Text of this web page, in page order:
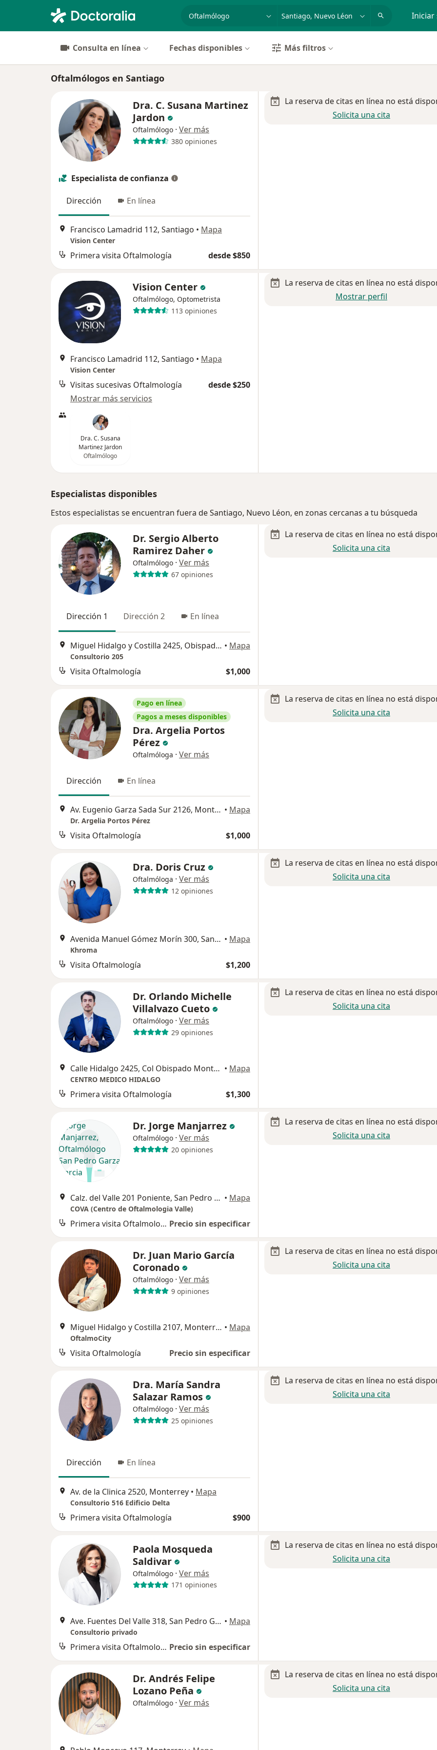
especialidad, enfermedad o nombre
p. ej. Guadalajara Iniciar
Consulta en línea Fechas disponibles Más filtros
Oftalmólogos en Santiago
Dra. C. Susana Martinez
Jardon
Oftalmólogo · Ver más
380 opiniones
Especialista de confianza
Dirección En línea
Francisco Lamadrid 112, Santiago • Mapa
Vision Center
Primera visita Oftalmología desde $850
La reserva de citas en línea no está
Solicita una cita
Vision Center
Oftalmólogo, Optometrista
113 opiniones
Francisco Lamadrid 112, Santiago • Mapa
Vision Center
Visitas sucesivas Oftalmología
desde $250
Mostrar más servicios
Dra. C. Susana
Martinez Jardon
Oftalmólogo
La reserva de citas en línea no está
Mostrar perfil
Especialistas disponibles
Estos especialistas se encuentran fuera de Santiago, Nuevo Léon, en zonas cercanas a tu búsqueda
Dr. Sergio Alberto
Ramirez Daher
Oftalmólogo · Ver más
67 opiniones
Dirección 1 Dirección 2 En línea
Miguel Hidalgo y Costilla 2425, Obispado, Monterrey • Mapa
Consultorio 205
Visita Oftalmología $1,000
La reserva de citas en línea no está
Solicita una cita
Pago en línea
Pagos a meses disponibles
Dra. Argelia Portos
Pérez
Oftalmóloga · Ver más
Dirección En línea
Av. Eugenio Garza Sada Sur 2126, Monterrey • Mapa
Dr. Argelia Portos Pérez
Visita Oftalmología $1,000
La reserva de citas en línea no está
Solicita una cita
Dra. Doris Cruz
Oftalmóloga · Ver más
12 opiniones
Avenida Manuel Gómez Morín 300, San Pedro Garza Garcia • Mapa
Khroma
Visita Oftalmología $1,200
La reserva de citas en línea no está
Solicita una cita
Dr. Orlando Michelle
Villalvazo Cueto
Oftalmólogo · Ver más
29 opiniones
Calle Hidalgo 2425, Col Obispado Monterrey Nuevo Leon, Piso 7 consultorio 714, Monterrey • Mapa
CENTRO MEDICO HIDALGO
Primera visita Oftalmología $1,300
La reserva de citas en línea no está
Solicita una cita
Dr. Jorge Manjarrez
Oftalmólogo · Ver más
20 opiniones
Calz. del Valle 201 Poniente, San Pedro Garza Garcia • Mapa
COVA (Centro de Oftalmologia Valle)
Primera visita Oftalmología Precio sin especificar
La reserva de citas en línea no está
Solicita una cita
Dr. Juan Mario García
Coronado
Oftalmólogo · Ver más
9 opiniones
Miguel Hidalgo y Costilla 2107, Monterrey • Mapa
OftalmoCity
Visita Oftalmología Precio sin especificar
La reserva de citas en línea no está
Solicita una cita
Dra. María Sandra
Salazar Ramos
Oftalmólogo · Ver más
25 opiniones
Dirección En línea
Av. de la Clinica 2520, Monterrey • Mapa
Consultorio 516 Edificio Delta
Primera visita Oftalmología $900
La reserva de citas en línea no está
Solicita una cita
Paola Mosqueda
Saldivar
Oftalmólogo · Ver más
171 opiniones
Ave. Fuentes Del Valle 318, San Pedro Garza Garcia • Mapa
Consultorio privado
Primera visita Oftalmología Precio sin especificar
La reserva de citas en línea no está
Solicita una cita
Dr. Andrés Felipe
Lozano Peña
Oftalmólogo · Ver más
La reserva de citas en línea no está
Solicita una cita